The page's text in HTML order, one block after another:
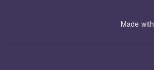
Made with